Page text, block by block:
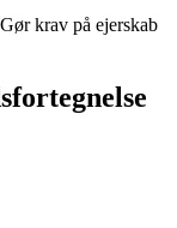
Gør krav på ejerskab